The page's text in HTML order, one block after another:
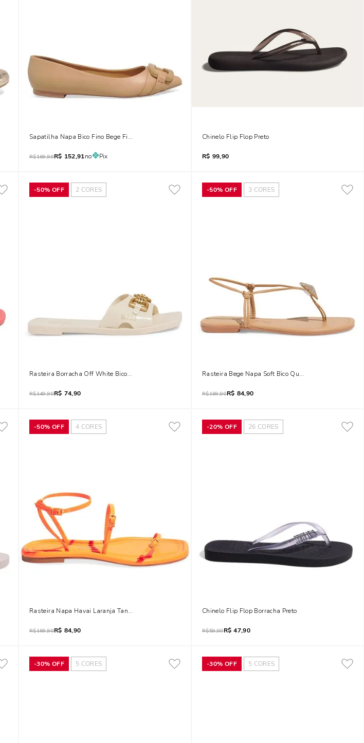
Sapatilha Napa Bico Fino Bege Fivela
R$169,90R$ 152,91no Pix
Chinelo Flip Flop Preto
R$ 99,90
-50% OFF 2 CORES
Rasteira Borracha Off White Bico Quadrado
R$149,90R$ 74,90
-50% OFF 3 CORES
Rasteira Bege Napa Soft Bico Quadrado
R$169,90R$ 84,90
-50% OFF 4 CORES
Rasteira Napa Havai Laranja Tangerina
R$169,90R$ 84,90
-20% OFF 26 CORES
Chinelo Flip Flop Borracha Preto
R$59,90R$ 47,90
-30% OFF 5 CORES -30% OFF 5 CORES